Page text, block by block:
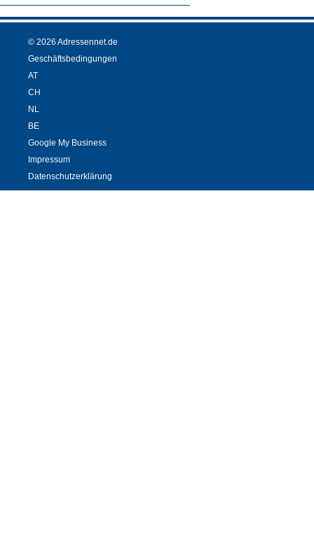
© 2026 Adressennet.de
Geschäftsbedingungen
AT
CH
NL
BE
Google My Business
Impressum
Datenschutzerklärung